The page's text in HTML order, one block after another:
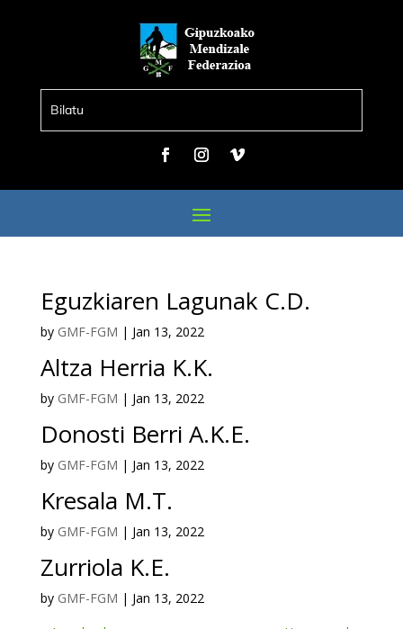
Eguzkiaren Lagunak C.D.
by GMF-FGM | Jan 13, 2022
Altza Herria K.K.
by GMF-FGM | Jan 13, 2022
Donosti Berri A.K.E.
by GMF-FGM | Jan 13, 2022
Kresala M.T.
by GMF-FGM | Jan 13, 2022
Zurriola K.E.
by GMF-FGM | Jan 13, 2022